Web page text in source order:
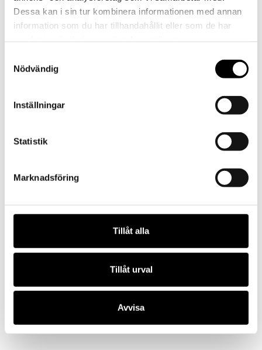
Dessa kan i sin tur kombinera informationen med annan
information som du har tillhandahållit eller som de har
Nödvändig
Inställningar
Statistik
Marknadsföring
Tillåt alla
Tillåt urval
Avvisa
Video